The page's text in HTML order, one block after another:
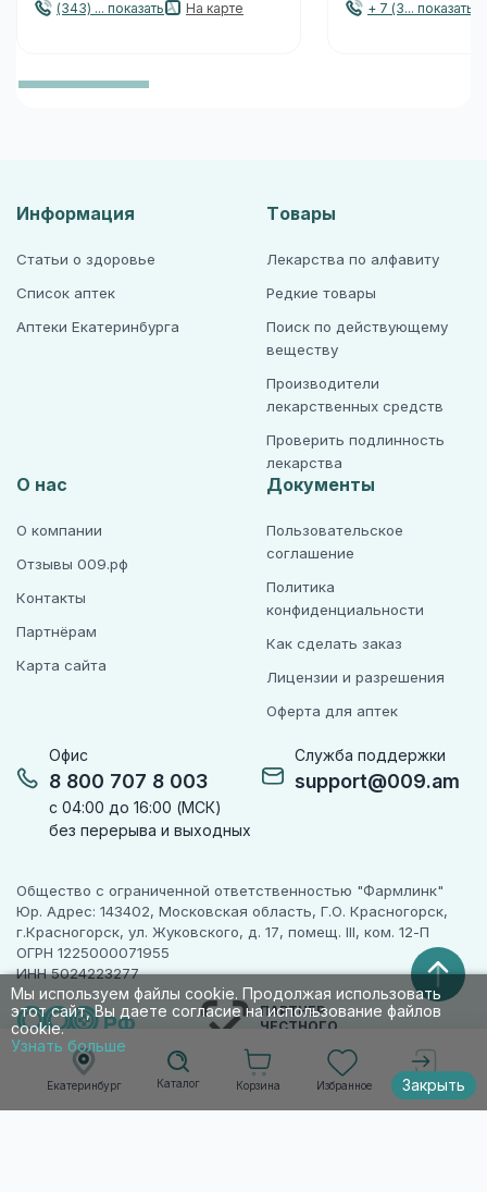
Екатеринбург Каталог Корзина Избранное Войти
(343) ... показать
На карте
+ 7 (3... показать
Мы используем файлы cookie. Продолжая использовать
этот сайт, Вы даете согласие на использование файлов
cookie.
Узнать больше
Закрыть
Офис
8 800 707 8 003
с 04:00 до 16:00 (МСК)
без перерыва и выходных
Служба поддержки
support@009.am
Информация
Статьи о здоровье
Список аптек
Аптеки Екатеринбурга
Товары
Лекарства по алфавиту
Редкие товары
Поиск по действующему
веществу
Производители
лекарственных средств
Проверить подлинность
лекарства
О нас
О компании
Отзывы 009.рф
Контакты
Партнёрам
Карта сайта
Документы
Пользовательское
соглашение
Политика
конфиденциальности
Как сделать заказ
Лицензии и разрешения
Оферта для аптек
Общество с ограниченной ответственностью "Фармлинк"
Юр. Адрес: 143402, Московская область, Г.О. Красногорск,
г.Красногорск, ул. Жуковского, д. 17, помещ. III, ком. 12-П
ОГРН 1225000071955
ИНН 5024223277
ПАРТНЕР
ЧЕСТНОГО